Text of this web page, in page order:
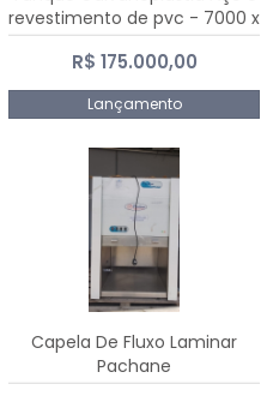
revestimento de pvc - 7000 x
2200 mm
R$ 175.000,00
Lançamento
Capela De Fluxo Laminar
Pachane